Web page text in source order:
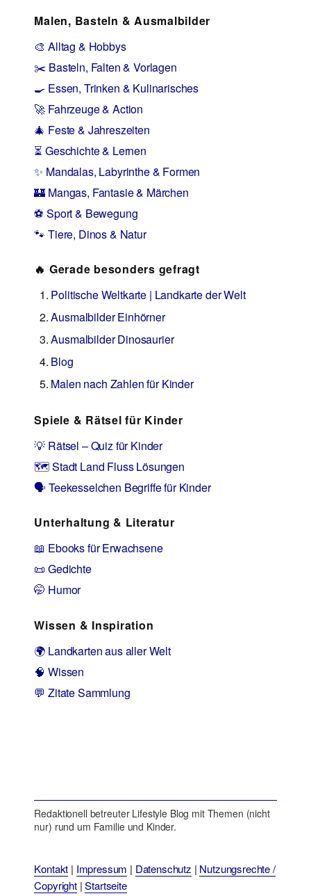
Malen, Basteln & Ausmalbilder
🎨 Alltag & Hobbys
✂️ Basteln, Falten & Vorlagen
🍳 Essen, Trinken & Kulinarisches
🚀 Fahrzeuge & Action
🎄 Feste & Jahreszeiten
⏳ Geschichte & Lernen
✨ Mandalas, Labyrinthe & Formen
🏰 Mangas, Fantasie & Märchen
⚽ Sport & Bewegung
🐾 Tiere, Dinos & Natur
🔥 Gerade besonders gefragt
Politische Weltkarte | Landkarte der Welt
Ausmalbilder Einhörner
Ausmalbilder Dinosaurier
Blog
Malen nach Zahlen für Kinder
Spiele & Rätsel für Kinder
💡 Rätsel – Quiz für Kinder
🗺️ Stadt Land Fluss Lösungen
🗣️ Teekesselchen Begriffe für Kinder
Unterhaltung & Literatur
📖 Ebooks für Erwachsene
📜 Gedichte
🤭 Humor
Wissen & Inspiration
🌍 Landkarten aus aller Welt
🧠 Wissen
💬 Zitate Sammlung
Redaktionell betreuter Lifestyle Blog mit Themen (nicht
nur) rund um Familie und Kinder.
Kontakt | Impressum | Datenschutz | Nutzungsrechte /
Copyright|Startseite